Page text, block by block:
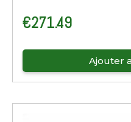
€271.49
Ajouter